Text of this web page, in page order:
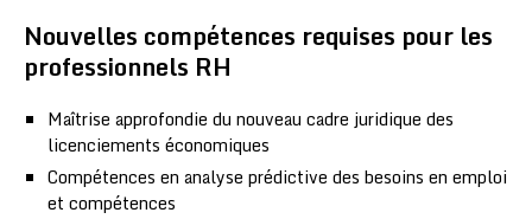
Nouvelles compétences requises pour les
professionnels RH
Maîtrise approfondie du nouveau cadre juridique des
licenciements économiques
Compétences en analyse prédictive des besoins en emploi
et compétences